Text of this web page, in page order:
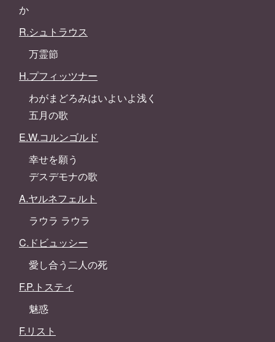
か
R.シュトラウス
万霊節
H.プフィッツナー
わがまどろみはいよいよ浅く
五月の歌
E.W.コルンゴルド
幸せを願う
デスデモナの歌
A.ヤルネフェルト
ラウラ ラウラ
C.ドビュッシー
愛し合う二人の死
F.P.トスティ
魅惑
F.リスト